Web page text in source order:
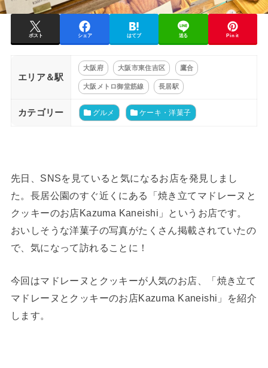
ポスト シェア はてブ 送る Pin it
エリア＆駅
大阪府 大阪市東住吉区 鷹合
大阪メトロ御堂筋線 長居駅
カテゴリー グルメ ケーキ・洋菓子
先日、SNSを見ていると気になるお店を発見しまし
た。長居公園のすぐ近くにある「焼き立てマドレーヌと
クッキーのお店Kazuma Kaneishi」というお店です。
おいしそうな洋菓子の写真がたくさん掲載されていたの
で、気になって訪れることに！
今回はマドレーヌとクッキーが人気のお店、「焼き立て
マドレーヌとクッキーのお店Kazuma Kaneishi」を紹介
します。